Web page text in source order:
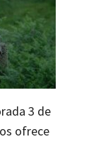
3 de
ofrece